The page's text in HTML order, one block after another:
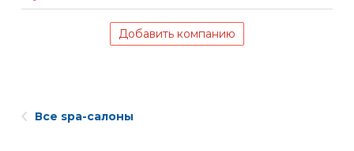
Добавить компанию
Все spa-салоны